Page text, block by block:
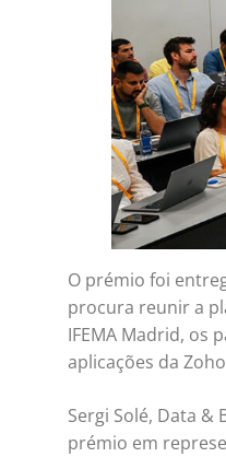
O prémio foi
procura reunir a
IFEMA Madrid,
aplicações da
Sergi Solé, Data
prémio em